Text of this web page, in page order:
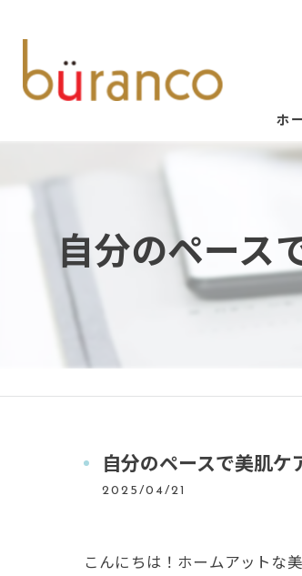
ホ
自分のペース
自分のペースで美肌
2025/04/21
こんにちは！ホームアットな